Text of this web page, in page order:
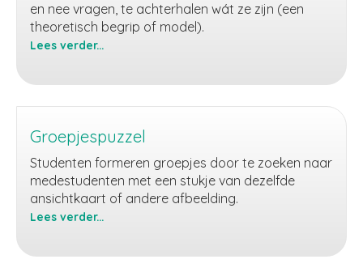
en nee vragen, te achterhalen wát ze zijn (een
theoretisch begrip of model).
Lees verder...
Groepjespuzzel
Studenten formeren groepjes door te zoeken naar
medestudenten met een stukje van dezelfde
ansichtkaart of andere afbeelding.
Lees verder...